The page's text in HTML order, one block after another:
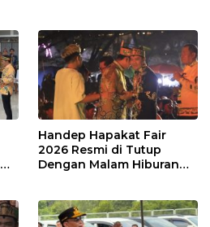
Handep Hapakat Fair
2026 Resmi di Tutup
Dengan Malam Hiburan